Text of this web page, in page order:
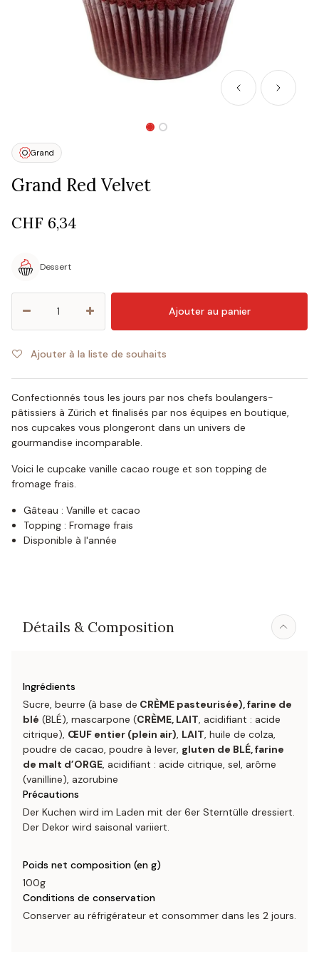
Grand
Grand Red Velvet
CHF 6,34
Dessert
Ajouter au panier
Ajouter à la liste de souhaits
Confectionnés tous les jours par nos chefs boulangers-
pâtissiers à Zürich et finalisés par nos équipes en boutique,
nos cupcakes vous plongeront dans un univers de
gourmandise incomparable.
Voici le cupcake vanille cacao rouge et son topping de
fromage frais.
Gâteau : Vanille et cacao
Topping : Fromage frais
Disponible à l'année
Détails & Composition
Ingrédients
Sucre, beurre (à base de CRÈME pasteurisée), farine de
blé (BLÉ), mascarpone (CRÈME, LAIT, acidifiant : acide
citrique), ŒUF entier (plein air), LAIT, huile de colza,
poudre de cacao, poudre à lever, gluten de BLÉ, farine
de malt d’ORGE, acidifiant : acide citrique, sel, arôme
(vanilline), azorubine
Précautions
Der Kuchen wird im Laden mit der 6er Sterntülle dressiert.
Der Dekor wird saisonal variiert.
Poids net composition (en g)
100g
Conditions de conservation
Conserver au réfrigérateur et consommer dans les 2 jours.